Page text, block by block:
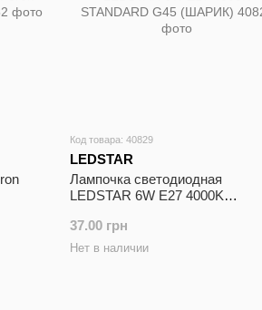
Код товара: 40829
LEDSTAR
Лампочка cветодиодная
LEDSTAR 6W E27 4000K
37.00 грн
Нет в наличии